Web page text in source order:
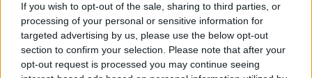
If you wish to opt-out of the sale, sharing to third parties, or
processing of your personal or sensitive information for
targeted advertising by us, please use the below opt-out
section to confirm your selection. Please note that after your
opt-out request is processed you may continue seeing
18η συνεχόμενη χρονιά για τον ΟΤΕ στη διεθνή σειρά δεικτών
FTSE4Good
Alpha Bank: Για πρώτη φορά το Αρχαίο Θέατρο Επιδαύρου άνοιξε τις